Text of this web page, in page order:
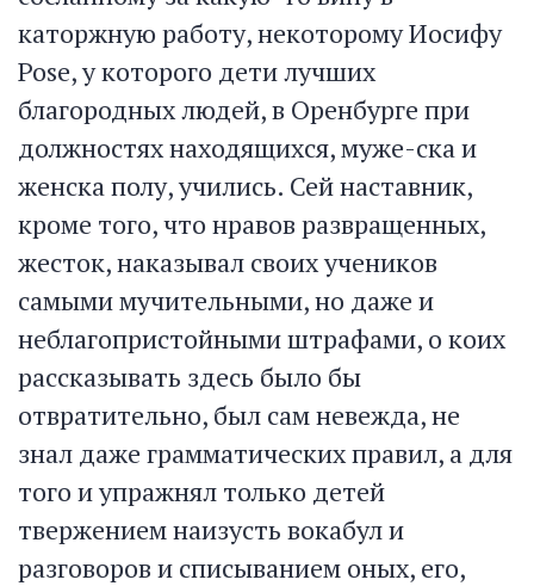
каторжную работу, некоторому Иосифу
Pose, у которого дети лучших
благородных людей, в Оренбурге при
должностях находящихся, муже-ска и
женска полу, учились. Сей наставник,
кроме того, что нравов развращенных,
жесток, наказывал своих учеников
самыми мучительными, но даже и
неблагопристойными штрафами, о коих
рассказывать здесь было бы
отвратительно, был сам невежда, не
знал даже грамматических правил, а для
того и упражнял только детей
твержением наизусть вокабул и
разговоров и списыванием оных, его,